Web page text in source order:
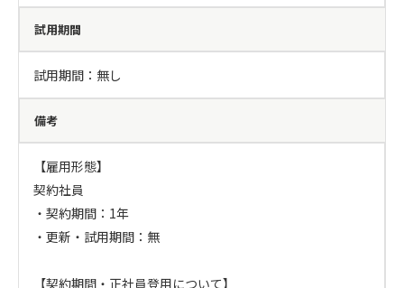
試用期間
試用期間：無し
備考
【雇用形態】
契約社員
・契約期間：1年
・更新・試用期間：無
【契約期間・正社員登用について】